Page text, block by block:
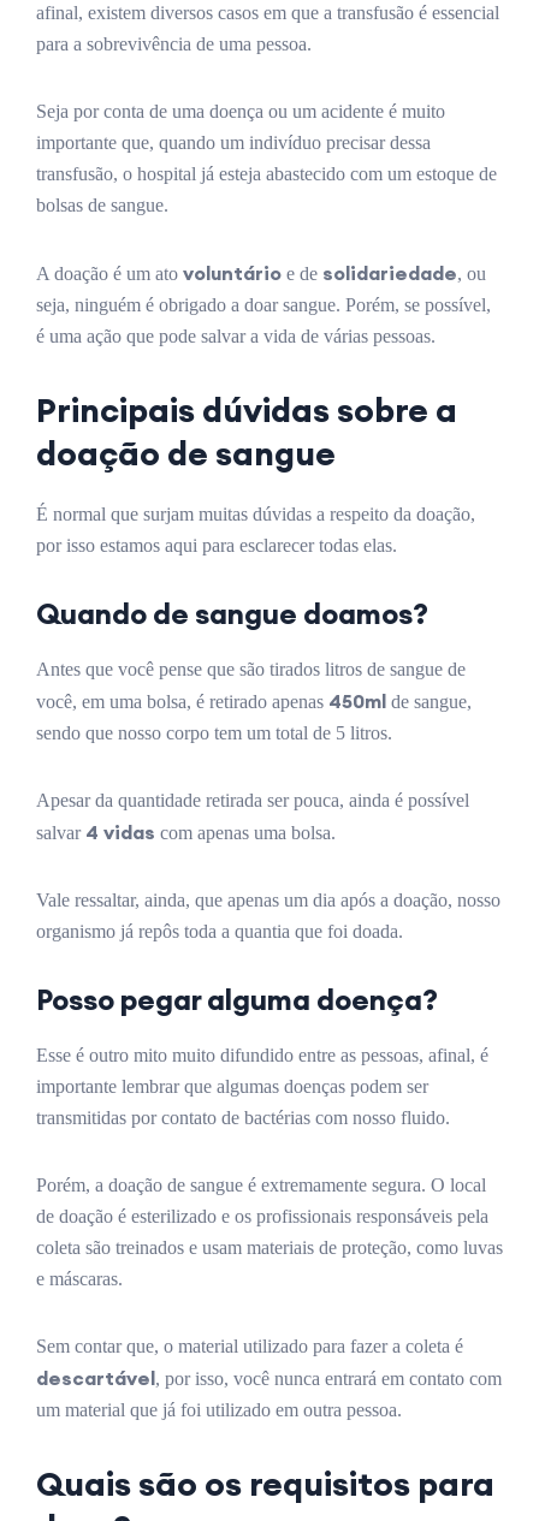
afinal, existem diversos casos em que a transfusão é essencial
para a sobrevivência de uma pessoa.
Seja por conta de uma doença ou um acidente é muito
importante que, quando um indivíduo precisar dessa
transfusão, o hospital já esteja abastecido com um estoque de
bolsas de sangue.
A doação é um ato voluntário e de solidariedade, ou
seja, ninguém é obrigado a doar sangue. Porém, se possível,
é uma ação que pode salvar a vida de várias pessoas.
Principais dúvidas sobre a
doação de sangue
É normal que surjam muitas dúvidas a respeito da doação,
por isso estamos aqui para esclarecer todas elas.
Quando de sangue doamos?
Antes que você pense que são tirados litros de sangue de
você, em uma bolsa, é retirado apenas 450ml de sangue,
sendo que nosso corpo tem um total de 5 litros.
Apesar da quantidade retirada ser pouca, ainda é possível
salvar 4 vidas com apenas uma bolsa.
Vale ressaltar, ainda, que apenas um dia após a doação, nosso
organismo já repôs toda a quantia que foi doada.
Posso pegar alguma doença?
Esse é outro mito muito difundido entre as pessoas, afinal, é
importante lembrar que algumas doenças podem ser
transmitidas por contato de bactérias com nosso fluido.
Porém, a doação de sangue é extremamente segura. O local
de doação é esterilizado e os profissionais responsáveis pela
coleta são treinados e usam materiais de proteção, como luvas
e máscaras.
Sem contar que, o material utilizado para fazer a coleta é
descartável, por isso, você nunca entrará em contato com
um material que já foi utilizado em outra pessoa.
Quais são os requisitos para